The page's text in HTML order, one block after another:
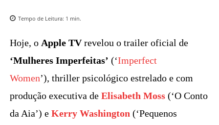
Tempo de Leitura: 1 min.
Hoje, o Apple TVrevelou o trailer oficial de
‘Mulheres Imperfeitas’ (‘Imperfect
Women’), thriller psicológico estrelado e com
produção executiva de Elisabeth Moss (‘O Conto
da Aia’) e Kerry Washington (‘Pequenos